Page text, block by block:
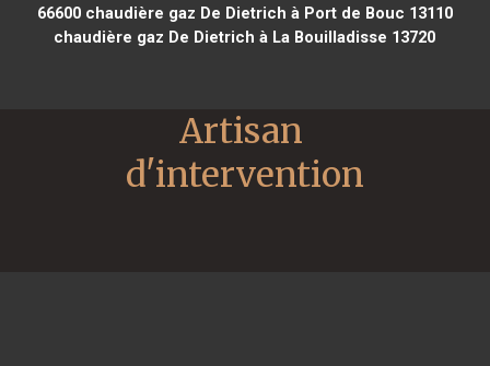
66600chaudière gaz De Dietrich à Port de Bouc 13110
chaudière gaz De Dietrich à La Bouilladisse 13720
Artisan
d'intervention